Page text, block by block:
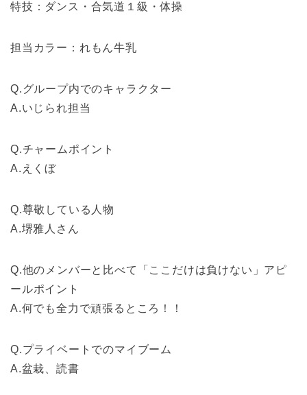
特技：ダンス・合気道１級・体操
担当カラー：れもん牛乳
Q.グループ内でのキャラクター
A.いじられ担当
Q.チャームポイント
A.えくぼ
Q.尊敬している人物
A.堺雅人さん
Q.他のメンバーと比べて「ここだけは負けない」アピ
ールポイント
A.何でも全力で頑張るところ！！
Q.プライベートでのマイブーム
A.盆栽、読書